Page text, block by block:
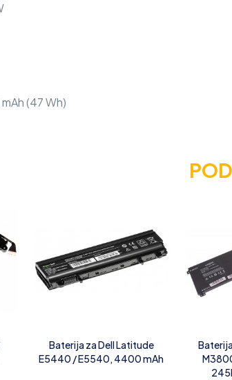
(47 Wh)
Baterija za Dell Latitude
E5440 / E5540, 4400 mAh